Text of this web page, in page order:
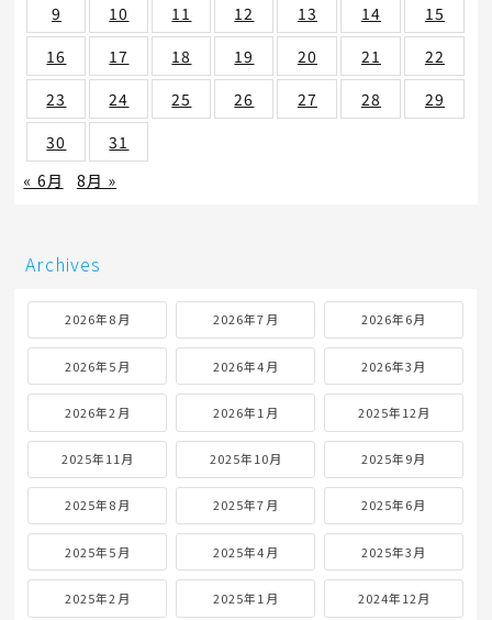
9
10 11 12 13 14
15
16
17 18 19 20 21
22
23
24 25 26 27 28
29
30
31
« 6月
8月 »
Archives
2026年8月 2026年7月 2026年6月
2026年5月 2026年4月 2026年3月
2026年2月 2026年1月 2025年12月
2025年11月 2025年10月 2025年9月
2025年8月 2025年7月 2025年6月
2025年5月 2025年4月 2025年3月
2025年2月 2025年1月 2024年12月